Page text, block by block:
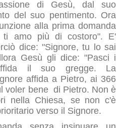
di Gesù, dal suo
del suo pentimento. Ora
alla prima domanda
ti amo più di costoro". E'
dice: "Signore, tu lo sai
Gesù gli dice: "Pasci i
il suo gregge. La
affida a Pietro, ai 366
voler bene di Pietro. Non è
nella Chiesa, se non c'è
verso il Signore.